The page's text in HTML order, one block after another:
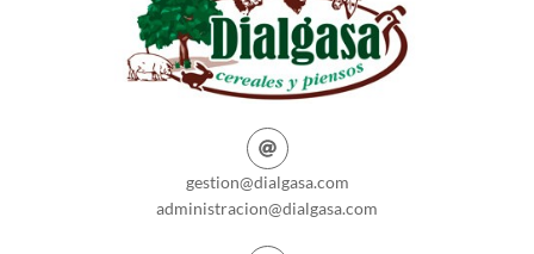
gestion@dialgasa.com
administracion@dialgasa.com